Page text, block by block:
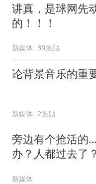
讲真，是球网先
的！！！
新媒体 39跟贴
论背景音乐的重
新媒体 2跟贴
旁边有个抢活的
办？人都过去了？
新媒体